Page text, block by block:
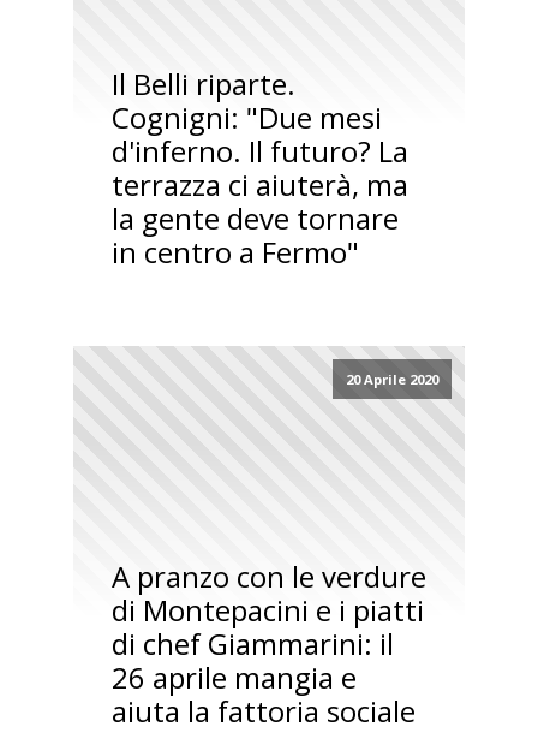
Il Belli riparte.
Cognigni: "Due mesi
d'inferno. Il futuro? La
terrazza ci aiuterà, ma
la gente deve tornare
in centro a Fermo"
20 Aprile 2020
A pranzo con le verdure
di Montepacini e i piatti
di chef Giammarini: il
26 aprile mangia e
aiuta la fattoria sociale